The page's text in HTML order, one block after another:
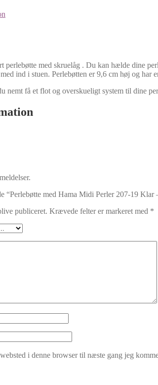
perlebøtte med skruelåg . Du kan hælde dine
ind i stuen. Perlebøtten er 9,6 cm høj og
nemt få et flot og overskueligt system til dine
“Perlebøtte med Hama Midi Perler 207-19 Klar
publiceret. Krævede felter er markeret med *
i denne browser til næste gang jeg